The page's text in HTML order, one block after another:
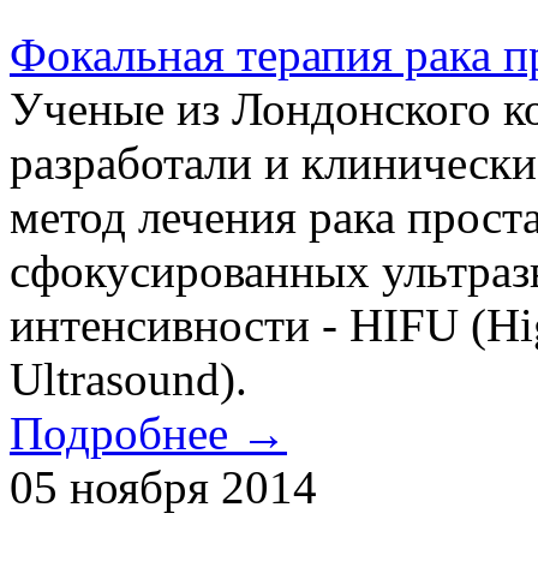
Фокальная терапия рака
Ученые из Лондонского
разработали и
метод лечения рака
сфокусированных
интенсивности - HIFU
Ultrasound).
Подробнее →
05 ноября 2014